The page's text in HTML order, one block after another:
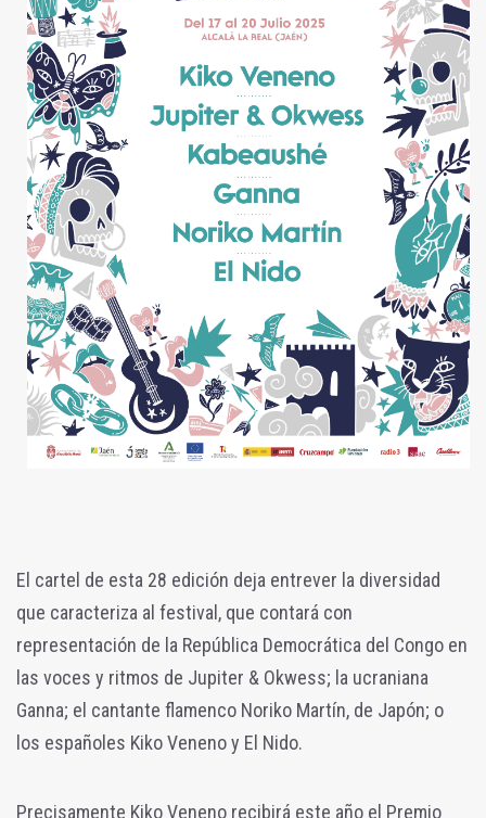
El cartel de esta 28 edición deja entrever la diversidad
que caracteriza al festival, que contará con
representación de la República Democrática del Congo en
las voces y ritmos de Jupiter & Okwess; la ucraniana
Ganna; el cantante flamenco Noriko Martín, de Japón; o
los españoles Kiko Veneno y El Nido.
Precisamente Kiko Veneno recibirá este año el Premio